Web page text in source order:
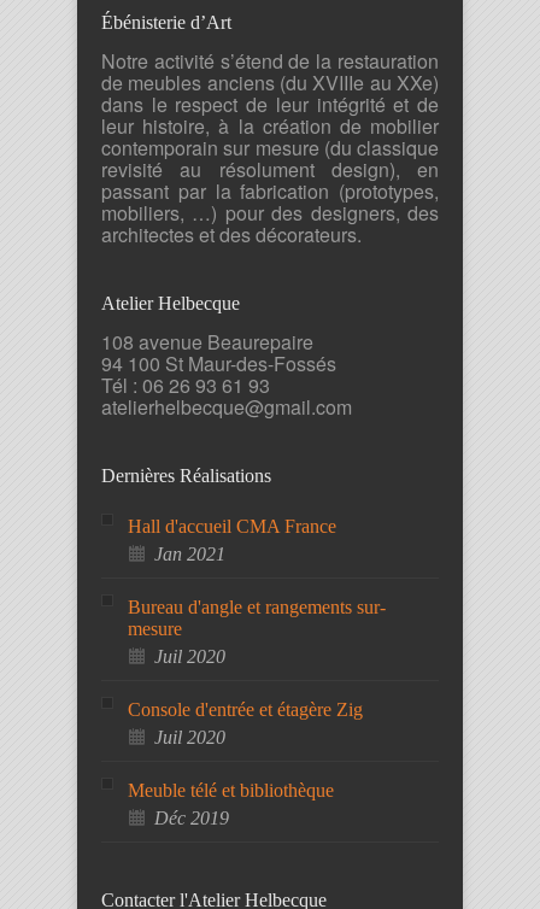
Ébénisterie d’Art
Notre activité s’étend de la restauration
de meubles anciens (du XVIIIe au XXe)
dans le respect de leur intégrité et de
leur histoire, à la création de mobilier
contemporain sur mesure (du classique
revisité au résolument design), en
passant par la fabrication (prototypes,
mobiliers, …) pour des designers, des
architectes et des décorateurs.
Atelier Helbecque
108 avenue Beaurepaire
94 100 St Maur-des-Fossés
Tél : 06 26 93 61 93
atelierhelbecque@gmail.com
Dernières Réalisations
Hall d'accueil CMA France
Jan 2021
Bureau d'angle et rangements sur-
mesure
Juil 2020
Console d'entrée et étagère Zig
Juil 2020
Meuble télé et bibliothèque
Déc 2019
Contacter l'Atelier Helbecque